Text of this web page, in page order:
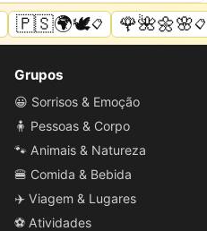
🇵🇸🌍🕊️📋 🌹🌺🌼🌸📋
Grupos
😀 Sorrisos & Emoção
🧍 Pessoas & Corpo
🐾 Animais & Natureza
🍔 Comida & Bebida
✈️ Viagem & Lugares
⚽ Atividades